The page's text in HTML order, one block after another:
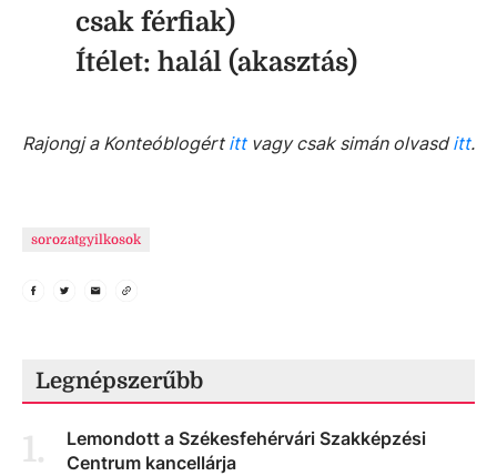
csak férfiak)
Ítélet: halál (akasztás)
Rajongj a Konteóblogért ittvagy csak simán olvasditt.
sorozatgyilkosok
Legnépszerűbb
1.
Lemondott a Székesfehérvári Szakképzési
Centrum kancellárja